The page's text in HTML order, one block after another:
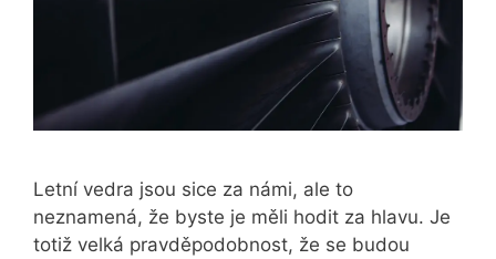
Letní vedra jsou sice za námi, ale to
neznamená, že byste je měli hodit za hlavu. Je
totiž velká pravděpodobnost, že se budou